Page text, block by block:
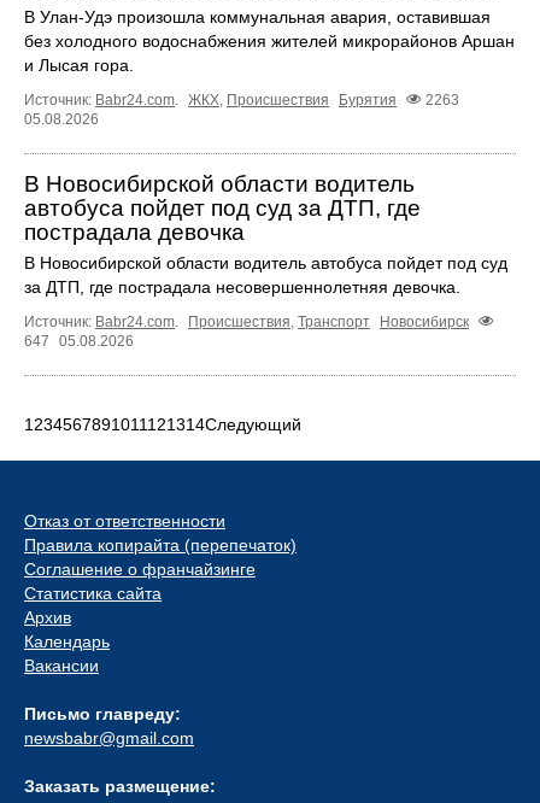
В Улан-Удэ произошла коммунальная авария, оставившая
без холодного водоснабжения жителей микрорайонов Аршан
и Лысая гора.
Источник: Babr24.com. ЖКХ, Происшествия Бурятия
2263
05.08.2026
В Новосибирской области водитель
автобуса пойдет под суд за ДТП, где
пострадала девочка
В Новосибирской области водитель автобуса пойдет под суд
за ДТП, где пострадала несовершеннолетняя девочка.
Источник: Babr24.com. Происшествия, Транспорт
Новосибирск
647
05.08.2026
1 234567891011121314Следующий
Отказ от ответственности
Правила копирайта (перепечаток)
Соглашение о франчайзинге
Статистика сайта
Архив
Календарь
Вакансии
Письмо главреду:
newsbabr@gmail.com
Заказать размещение: